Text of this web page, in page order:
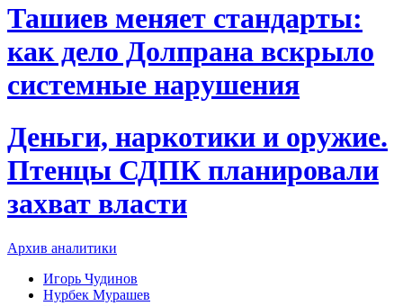
Ташиев меняет стандарты:
как дело Долпрана вскрыло
системные нарушения
Деньги, наркотики и оружие.
Птенцы СДПК планировали
захват власти
Архив аналитики
Игорь Чудинов
Нурбек Мурашев